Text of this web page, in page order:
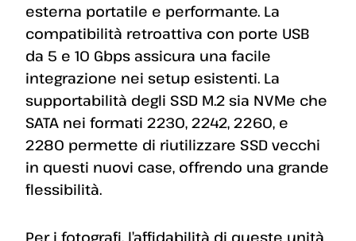
esterna portatile e performante. La
compatibilità retroattiva con porte USB
da 5 e 10 Gbps assicura una facile
integrazione nei setup esistenti. La
supportabilità degli SSD M.2 sia NVMe che
SATA nei formati 2230, 2242, 2260, e
2280 permette di riutilizzare SSD vecchi
in questi nuovi case, offrendo una grande
flessibilità.